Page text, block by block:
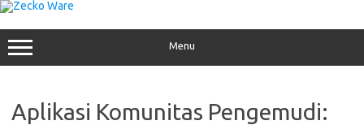
Skip
to
content
Menu
Aplikasi Komunitas Pengemudi: